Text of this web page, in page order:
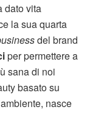
dato vita
la sua quarta
del brand
per permettere a
sana di noi
basato su
nasce